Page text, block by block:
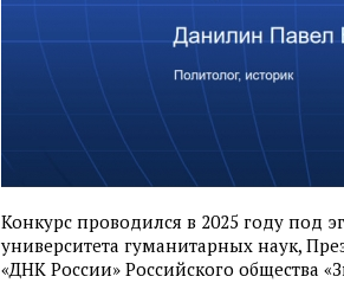
Конкурс проводился в 2025 году под
университета гуманитарных наук,
«ДНК России» Российского общества